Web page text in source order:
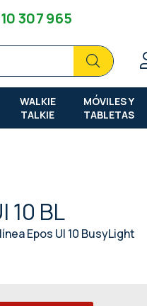
307 965
BuscarBuscar
WALKIE
TALKIE
MÓVILES Y
TABLETAS
10 BL
Epos UI 10 BusyLight